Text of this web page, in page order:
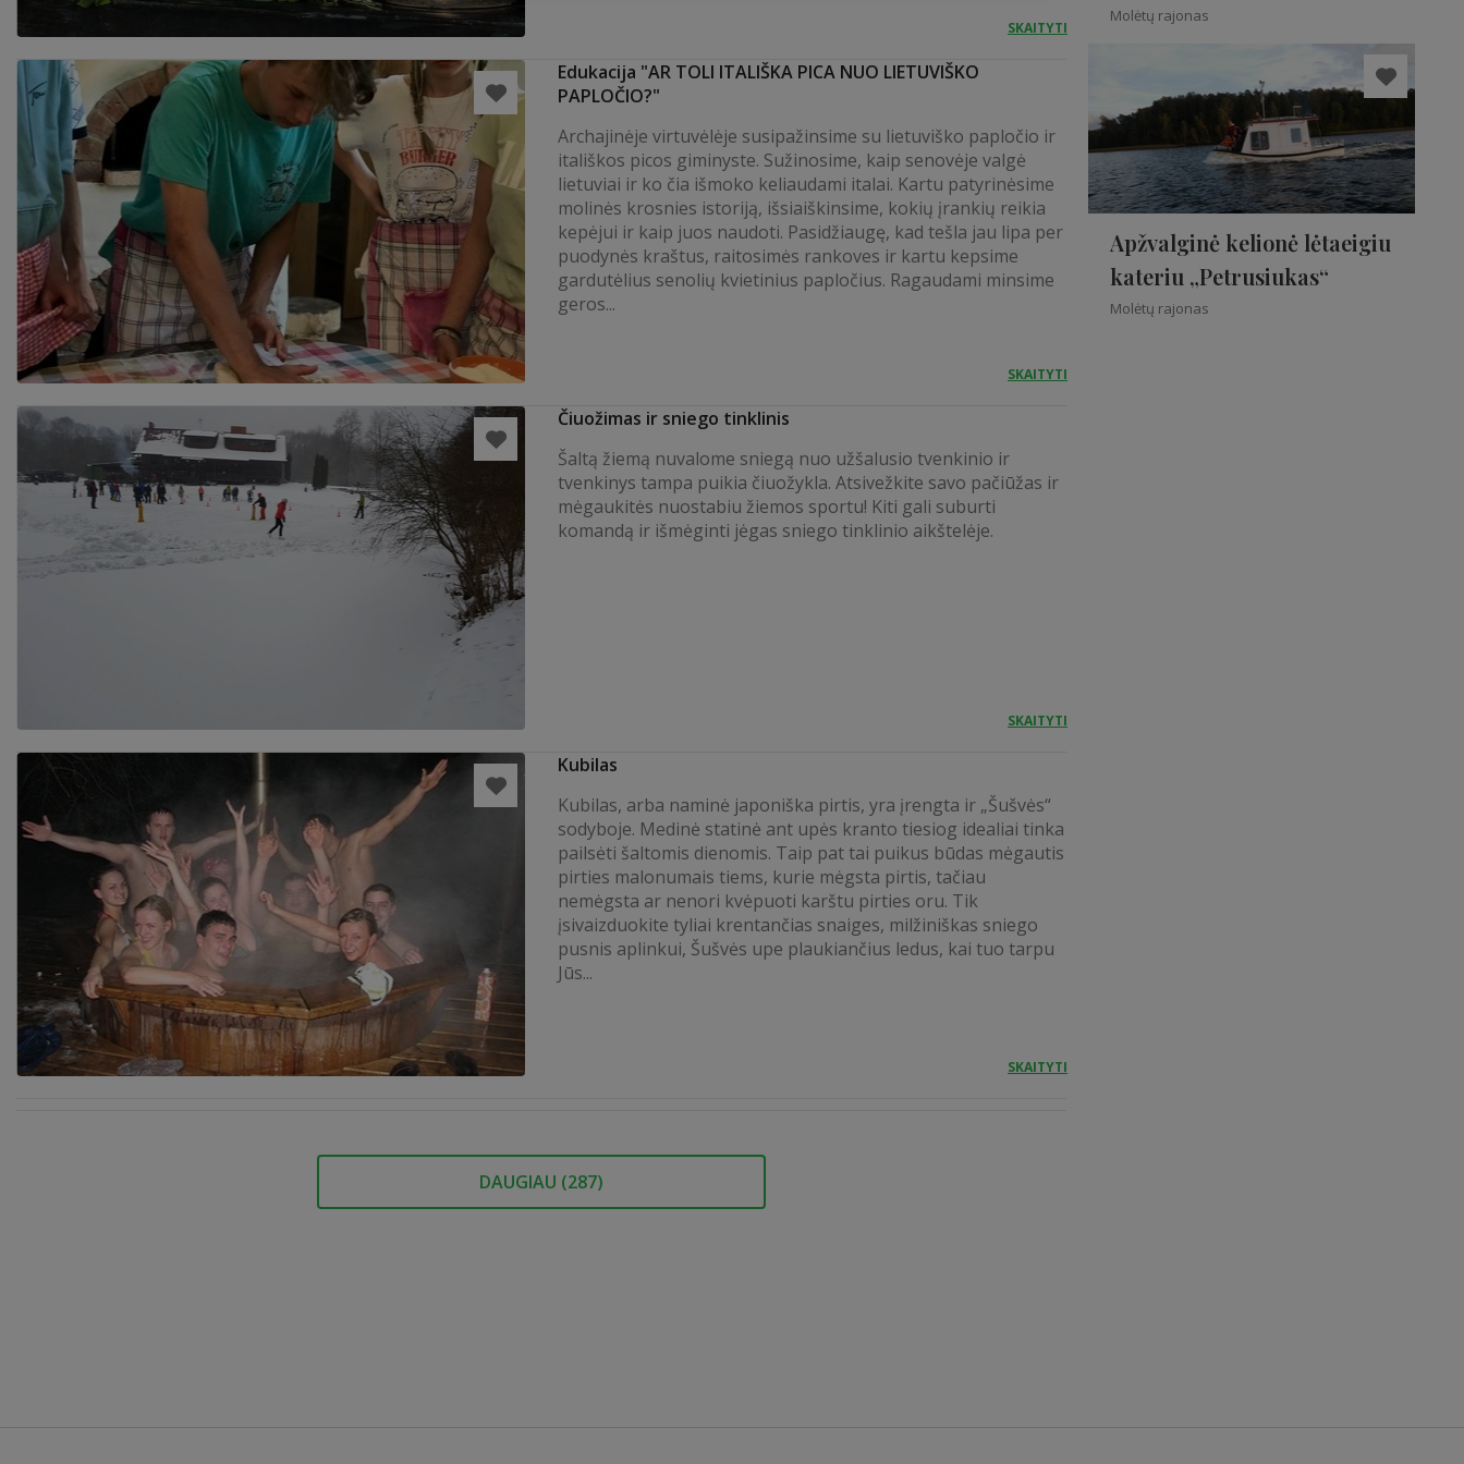
SKAITYTI
Edukacija "AR TOLI ITALIŠKA PICA NUO LIETUVIŠKO
PAPLOČIO?"
Archajinėje virtuvėlėje susipažinsime su lietuviško papločio ir
itališkos picos giminyste. Sužinosime, kaip senovėje valgė
lietuviai ir ko čia išmoko keliaudami italai. Kartu patyrinėsime
molinės krosnies istoriją, išsiaiškinsime, kokių įrankių reikia
kepėjui ir kaip juos naudoti. Pasidžiaugę, kad tešla jau lipa per
puodynės kraštus, raitosimės rankoves ir kartu kepsime
gardutėlius senolių kvietinius papločius. Ragaudami minsime
geros...
SKAITYTI
Čiuožimas ir sniego tinklinis
Šaltą žiemą nuvalome sniegą nuo užšalusio tvenkinio ir
tvenkinys tampa puikia čiuožykla. Atsivežkite savo pačiūžas ir
mėgaukitės nuostabiu žiemos sportu! Kiti gali suburti
komandą ir išmėginti jėgas sniego tinklinio aikštelėje.
SKAITYTI
Kubilas
Kubilas, arba naminė japoniška pirtis, yra įrengta ir „Šušvės“
sodyboje. Medinė statinė ant upės kranto tiesiog idealiai tinka
pailsėti šaltomis dienomis. Taip pat tai puikus būdas mėgautis
pirties malonumais tiems, kurie mėgsta pirtis, tačiau
nemėgsta ar nenori kvėpuoti karštu pirties oru. Tik
įsivaizduokite tyliai krentančias snaiges, milžiniškas sniego
pusnis aplinkui, Šušvės upe plaukiančius ledus, kai tuo tarpu
Jūs...
SKAITYTI
DAUGIAU (287)
Molėtų rajonas
Apžvalginė kelionė lėtaeigiu
kateriu „Petrusiukas“
Molėtų rajonas